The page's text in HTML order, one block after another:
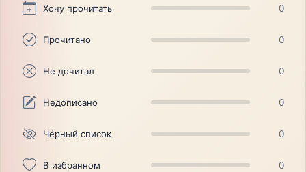
Хочу прочитать 0
Прочитано 0
Не дочитал 0
Недописано 0
Чёрный список 0
В избранном 0